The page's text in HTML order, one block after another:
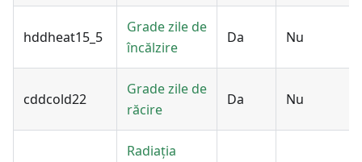
hddheat15_5
Grade zile de
încălzire
Da Nu
cddcold22
Grade zile de
răcire
Da Nu
Radiația